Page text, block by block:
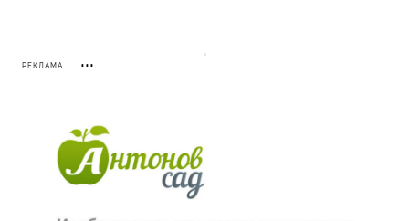
РЕКЛАМА